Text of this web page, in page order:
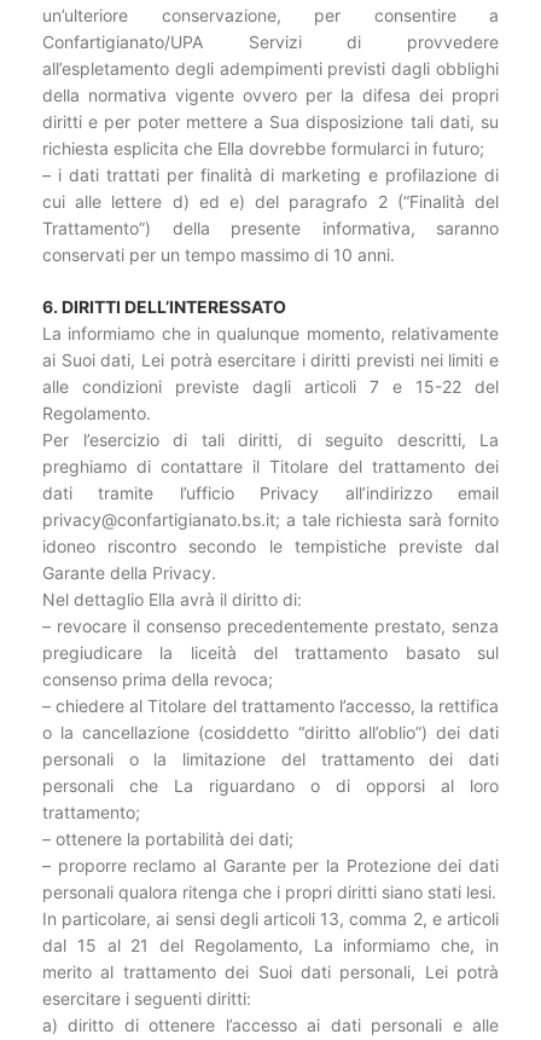
un’ulteriore conservazione, per consentire a
Confartigianato/UPA Servizi di provvedere
all’espletamento degli adempimenti previsti dagli obblighi
della normativa vigente ovvero per la difesa dei propri
diritti e per poter mettere a Sua disposizione tali dati, su
richiesta esplicita che Ella dovrebbe formularci in futuro;
– i dati trattati per finalità di marketing e profilazione di
cui alle lettere d) ed e) del paragrafo 2 (“Finalità del
Trattamento”) della presente informativa, saranno
conservati per un tempo massimo di 10 anni.
6. DIRITTI DELL’INTERESSATO
La informiamo che in qualunque momento, relativamente
ai Suoi dati, Lei potrà esercitare i diritti previsti nei limiti e
alle condizioni previste dagli articoli 7 e 15-22 del
Regolamento.
Per l’esercizio di tali diritti, di seguito descritti, La
preghiamo di contattare il Titolare del trattamento dei
dati tramite l’ufficio Privacy all’indirizzo email
privacy@confartigianato.bs.it; a tale richiesta sarà fornito
idoneo riscontro secondo le tempistiche previste dal
Garante della Privacy.
Nel dettaglio Ella avrà il diritto di:
– revocare il consenso precedentemente prestato, senza
pregiudicare la liceità del trattamento basato sul
consenso prima della revoca;
– chiedere al Titolare del trattamento l’accesso, la rettifica
o la cancellazione (cosiddetto “diritto all’oblio”) dei dati
personali o la limitazione del trattamento dei dati
personali che La riguardano o di opporsi al loro
trattamento;
– ottenere la portabilità dei dati;
– proporre reclamo al Garante per la Protezione dei dati
personali qualora ritenga che i propri diritti siano stati lesi.
In particolare, ai sensi degli articoli 13, comma 2, e articoli
dal 15 al 21 del Regolamento, La informiamo che, in
merito al trattamento dei Suoi dati personali, Lei potrà
esercitare i seguenti diritti:
a) diritto di ottenere l’accesso ai dati personali e alle